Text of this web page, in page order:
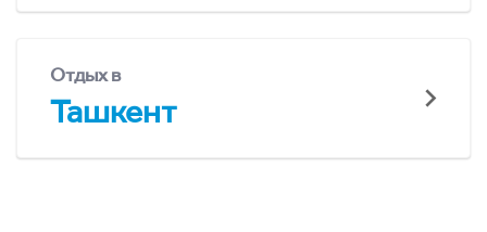
Отдых в
Ташкент